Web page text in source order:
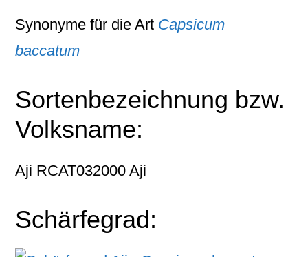
Synonyme für die Art Capsicum
baccatum
Sortenbezeichnung bzw.
Volksname:
Aji RCAT032000 Aji
Schärfegrad: